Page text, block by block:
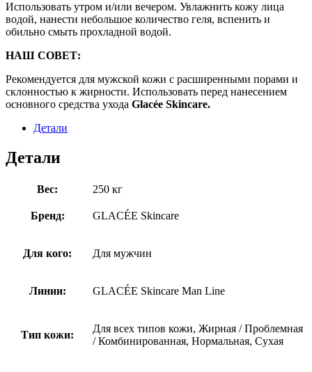
Использовать утром и/или вечером. Увлажнить кожу лица
водой, нанести небольшое количество геля, вспенить и
обильно смыть прохладной водой.
НАШ СОВЕТ:
Рекомендуется для мужской кожи с расширенными порами и
склонностью к жирности. Использовать перед нанесением
основного средства ухода Glacée Skincare.
Детали
Детали
Вес: 250 кг
Бренд: GLACÉE Skincare
Для кого: Для мужчин
Линии: GLACÉE Skincare Man Line
Тип кожи:
Для всех типов кожи, Жирная / Проблемная
/ Комбинированная, Нормальная, Сухая